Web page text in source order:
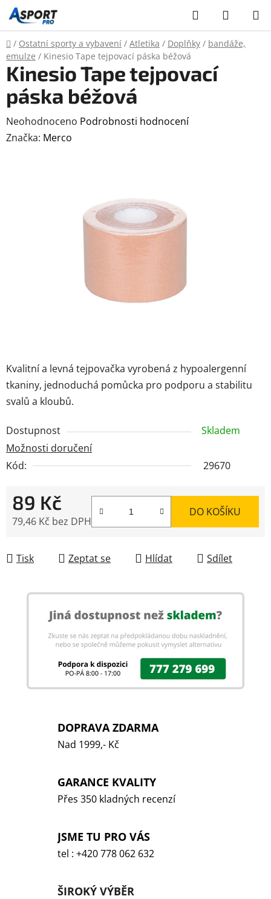
Přejít
na
obsah
Hledat
KOŠÍK
Domů
/ Ostatní sporty a vybavení / Atletika / Doplňky / bandáže,
emulze / Kinesio Tape tejpovací páska béžová
Kvalitní a levná tejpovačka vyrobená z hypoalergenní
tkaniny, jednoduchá pomůcka pro podporu a stabilitu
svalů a kloubů.
Dostupnost
Skladem
Možnosti doručení
Kód:
29670
89 Kč
79,46 Kč bez DPH
DO KOŠÍKU
Tisk Zeptat se Hlídat Sdílet
Kinesio Tape tejpovací
páska béžová
Průměrné
hodnocení
Neohodnoceno Podrobnosti hodnocení
Značka: Merco
DOPRAVA ZDARMA
Nad 1999,- Kč
GARANCE KVALITY
Přes 350 kladných recenzí
JSME TU PRO VÁS
tel : +420 778 062 632
ŠIROKÝ VÝBĚR